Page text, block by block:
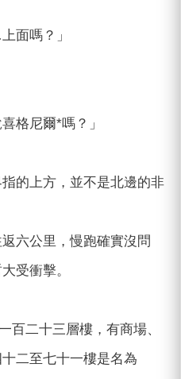
面嗎？」
格尼爾*嗎？」
的上方，並不是北邊的非
六公里，慢跑確實沒問
受衝擊。
百二十三層樓，有商場、
二至七十一樓是名為